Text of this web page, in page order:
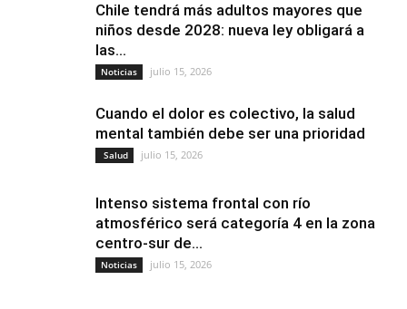
Chile tendrá más adultos mayores que
niños desde 2028: nueva ley obligará a
las...
Noticias julio 15, 2026
Cuando el dolor es colectivo, la salud
mental también debe ser una prioridad
Salud julio 15, 2026
Intenso sistema frontal con río
atmosférico será categoría 4 en la zona
centro-sur de...
Noticias julio 15, 2026